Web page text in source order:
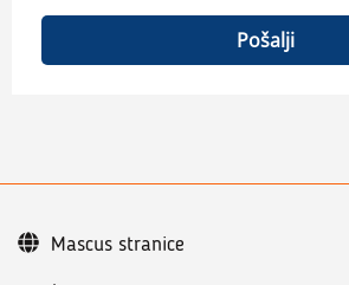
Pošalji
Mascus stranice